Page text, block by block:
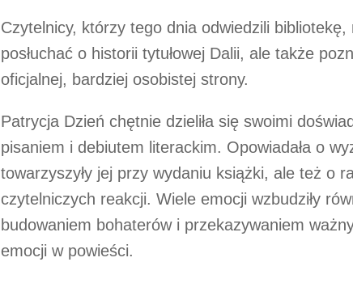
Czytelnicy, którzy tego dnia odwiedzili
posłuchać o historii tytułowej Dalii, ale także
oficjalnej, bardziej osobistej strony.
Patrycja Dzień chętnie dzieliła się swoimi
pisaniem i debiutem literackim. Opowiadała o
towarzyszyły jej przy wydaniu książki, ale też o
czytelniczych reakcji. Wiele emocji wzbudziły
budowaniem bohaterów i przekazywaniem
emocji w powieści.